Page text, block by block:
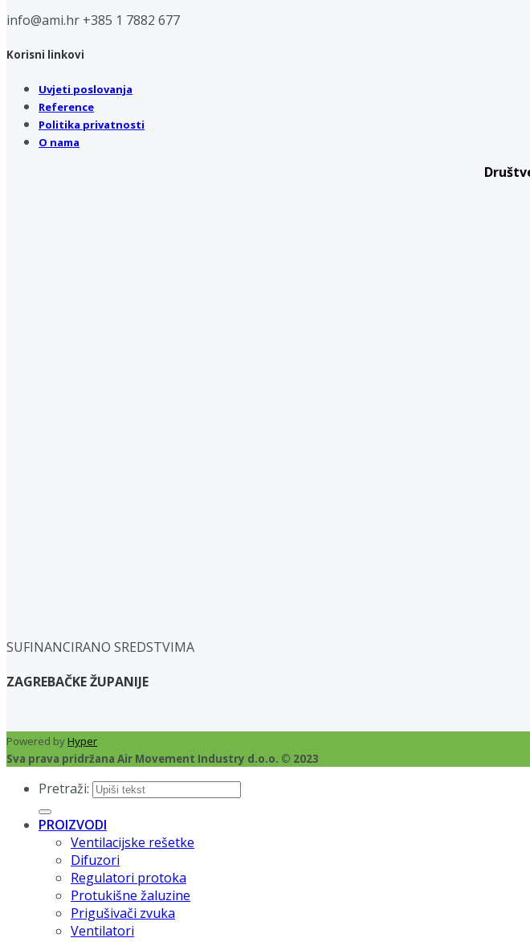
info@ami.hr +385 1 7882 677
Korisni linkovi
Uvjeti poslovanja
Reference
Politika privatnosti
O nama
SUFINANCIRANO SREDSTVIMA
ZAGREBAČKE ŽUPANIJE
Powered byHyper
Sva prava pridržana Air Movement Industry d.o.o. © 2023
Pretraži:
PROIZVODI
Ventilacijske rešetke
Difuzori
Regulatori protoka
Protukišne žaluzine
Prigušivači zvuka
Ventilatori